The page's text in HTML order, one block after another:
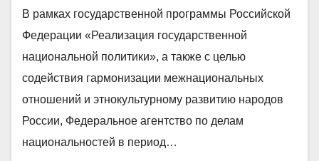
В рамках государственной программы Российской
Федерации «Реализация государственной
национальной политики», а также с целью
содействия гармонизации межнациональных
отношений и этнокультурному развитию народов
России, Федеральное агентство по делам
национальностей в период…